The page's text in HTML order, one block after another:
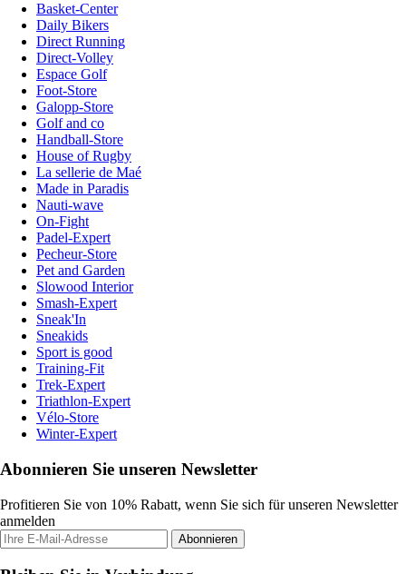
Basket-Center
Daily Bikers
Direct Running
Direct-Volley
Espace Golf
Foot-Store
Galopp-Store
Golf and co
Handball-Store
House of Rugby
La sellerie de Maé
Made in Paradis
Nauti-wave
On-Fight
Padel-Expert
Pecheur-Store
Pet and Garden
Slowood Interior
Smash-Expert
Sneak'In
Sneakids
Sport is good
Training-Fit
Trek-Expert
Triathlon-Expert
Vélo-Store
Winter-Expert
Abonnieren Sie unseren Newsletter
Profitieren Sie von 10% Rabatt, wenn Sie sich für unseren Newsletter
anmelden
Abonnieren